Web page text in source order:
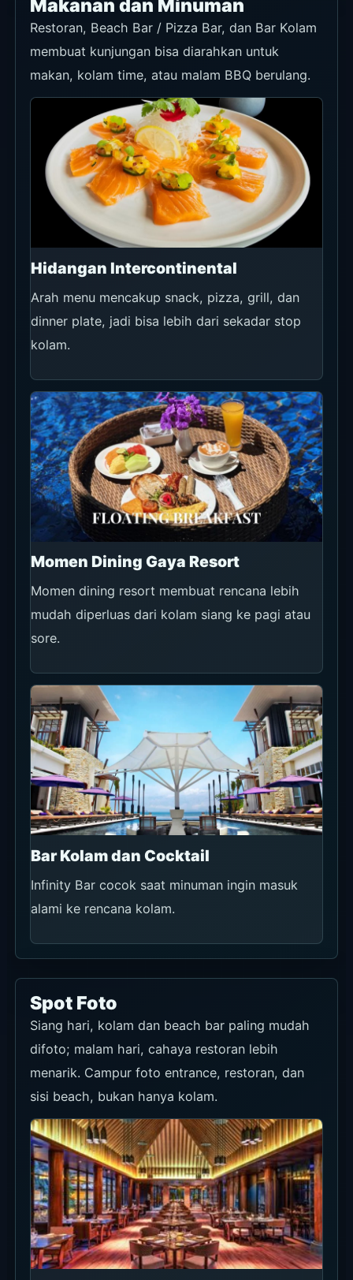
Makanan dan Minuman
Restoran, Beach Bar / Pizza Bar, dan Bar Kolam
membuat kunjungan bisa diarahkan untuk
makan, kolam time, atau malam BBQ berulang.
Hidangan Intercontinental
Arah menu mencakup snack, pizza, grill, dan
dinner plate, jadi bisa lebih dari sekadar stop
kolam.
Momen Dining Gaya Resort
Momen dining resort membuat rencana lebih
mudah diperluas dari kolam siang ke pagi atau
sore.
Bar Kolam dan Cocktail
Infinity Bar cocok saat minuman ingin masuk
alami ke rencana kolam.
Spot Foto
Siang hari, kolam dan beach bar paling mudah
difoto; malam hari, cahaya restoran lebih
menarik. Campur foto entrance, restoran, dan
sisi beach, bukan hanya kolam.